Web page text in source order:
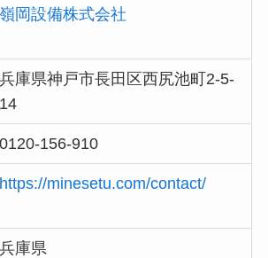
嶺岡設備株式会社
兵庫県神戸市長田区西尻池町2-5-
14
0120-156-910
https://minesetu.com/contact/
兵庫県